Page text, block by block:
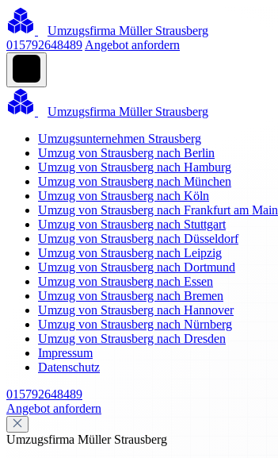
Umzugsfirma Müller Strausberg
015792648489 Angebot anfordern
Umzugsfirma Müller Strausberg
Umzugsunternehmen Strausberg
Umzug von Strausberg nach Berlin
Umzug von Strausberg nach Hamburg
Umzug von Strausberg nach München
Umzug von Strausberg nach Köln
Umzug von Strausberg nach Frankfurt am Main
Umzug von Strausberg nach Stuttgart
Umzug von Strausberg nach Düsseldorf
Umzug von Strausberg nach Leipzig
Umzug von Strausberg nach Dortmund
Umzug von Strausberg nach Essen
Umzug von Strausberg nach Bremen
Umzug von Strausberg nach Hannover
Umzug von Strausberg nach Nürnberg
Umzug von Strausberg nach Dresden
Impressum
Datenschutz
015792648489
Angebot anfordern
Umzugsfirma Müller Strausberg